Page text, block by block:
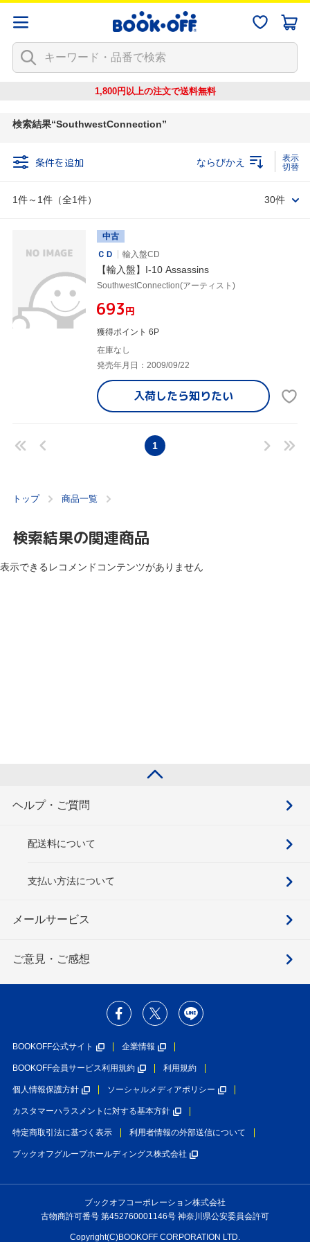
1,800円以上の注文で送料無料
検索結果 SouthwestConnection
条件を追加
1件～1件（全1件）
ならびかえ
30件
中古
ＣＤ
輸入盤CD
【輸入盤】I-10 Assassins
SouthwestConnection(アーティスト)
¥693円
獲得ポイント 6P
在庫なし
発売年月日：2009/09/22
入荷したら知りたい
1
トップ 商品一覧
検索結果の関連商品
表示できるレコメンドコンテンツがありません
ヘルプ・ご質問
配送料について
支払い方法について
メールサービス
ご意見・ご感想
BOOKOFF公式サイト 企業情報
BOOKOFF会員サービス利用規約 利用規約
個人情報保護方針 ソーシャルメディアポリシー
カスタマーハラスメントに対する基本方針
特定商取引法に基づく表示 利用者情報の外部送信について
ブックオフグループホールディングス株式会社
ブックオフコーポレーション株式会社
古物商許可番号 第452760001146号 神奈川県公安委員会許可
Copyright(C)BOOKOFF CORPORATION LTD.